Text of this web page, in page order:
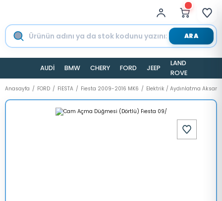
ARA
AUDİ BMW CHERY FORD JEEP
LAND
ROVER
Anasayfa FORD FİESTA Fiesta 2009-2016 MK6 Elektrik / Aydınlatma Aksamı